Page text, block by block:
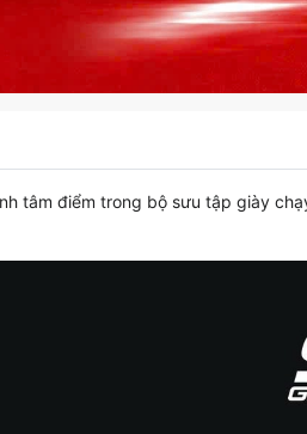
tâm điểm trong bộ sưu tập giày